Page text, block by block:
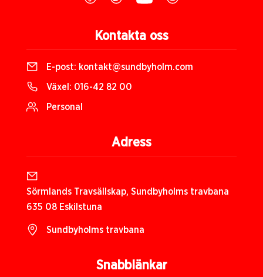
Snabblänkar
Kontakta oss
E-post: kontakt@sundbyholm.com
Växel: 016-42 82 00
Personal
Adress
Sörmlands Travsällskap, Sundbyholms travbana
635 08 Eskilstuna
Sundbyholms travbana